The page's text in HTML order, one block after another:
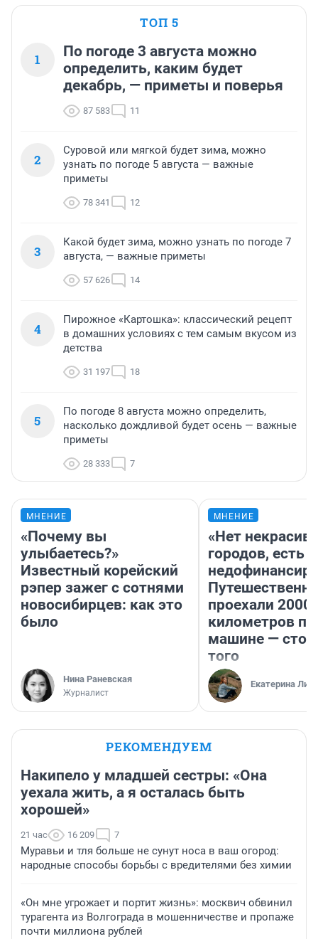
ТОП 5
1
По погоде 3 августа можно
определить, каким будет
декабрь, — приметы и поверья
87 583 11
2
Суровой или мягкой будет зима, можно
узнать по погоде 5 августа — важные
приметы
78 341 12
3
Какой будет зима, можно узнать по погоде 7
августа, — важные приметы
57 626 14
4
Пирожное «Картошка»: классический рецепт
в домашних условиях с тем самым вкусом из
детства
31 197 18
5
По погоде 8 августа можно определить,
насколько дождливой будет осень — важные
приметы
28 333 7
МНЕНИЕ
«Почему вы
улыбаетесь?»
Известный корейский
рэпер зажег с сотнями
новосибирцев: как это
было
Нина Раневская
Журналист
МНЕНИЕ
«Нет
городов, есть
проехали 2000
километров по
машине —
того
Екатерина
РЕКОМЕНДУЕМ
Накипело у младшей сестры: «Она
уехала жить, а я осталась быть
хорошей»
21 час 16 209 7
Муравьи и тля больше не сунут носа в ваш огород:
народные способы борьбы с вредителями без химии
«Он мне угрожает и портит жизнь»: москвич обвинил
турагента из Волгограда в мошенничестве и пропаже
почти миллиона рублей